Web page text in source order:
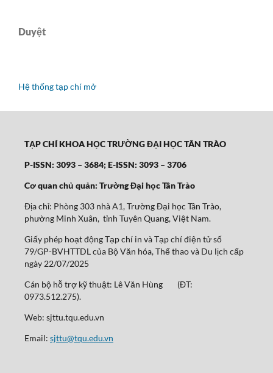
Duyệt
Hệ thống tạp chí mở
TẠP CHÍ KHOA HỌC TRƯỜNG ĐẠI HỌC TÂN TRÀO
P-ISSN: 3093 – 3684; E-ISSN: 3093 – 3706
Cơ quan chủ quản: Trường Đại học Tân Trào
Địa chỉ: Phòng 303 nhà A1, Trường Đại học Tân Trào,
phường Minh Xuân, tỉnh Tuyên Quang, Việt Nam.
Giấy phép hoạt động Tạp chí in và Tạp chí điện tử số
79/GP-BVHTTDL của Bộ Văn hóa, Thể thao và Du lịch cấp
ngày 22/07/2025
Cán bộ hỗ trợ kỹ thuật: Lê Văn Hùng (ĐT:
0973.512.275).
Web: sjttu.tqu.edu.vn
Email: sjttu@tqu.edu.vn